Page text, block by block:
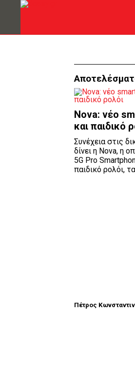
Nova: νέο
και παιδικό
Συνέχεια στις
δίνει η Nova, η
5G Pro
παιδικό ρολόι,
Πέτρος